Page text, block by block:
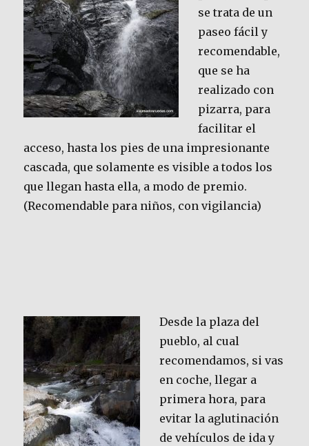
se trata de un
paseo fácil y
recomendable,
que se ha
realizado con
pizarra, para
facilitar el
acceso, hasta los pies de una impresionante
cascada, que solamente es visible a todos los
que llegan hasta ella, a modo de premio.
(Recomendable para niños, con vigilancia)
Desde la plaza del
pueblo, al cual
recomendamos, si vas
en coche, llegar a
primera hora, para
evitar la aglutinación
de vehículos de ida y